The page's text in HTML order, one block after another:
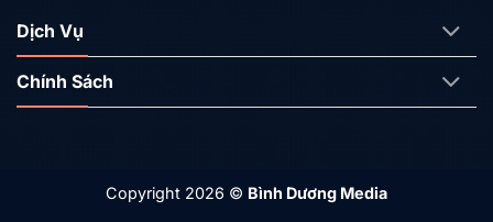
Dịch Vụ
Chính Sách
Copyright 2026 © Bình Dương Media